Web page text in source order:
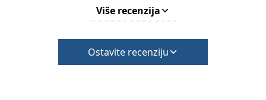
Više recenzija
Ostavite recenziju